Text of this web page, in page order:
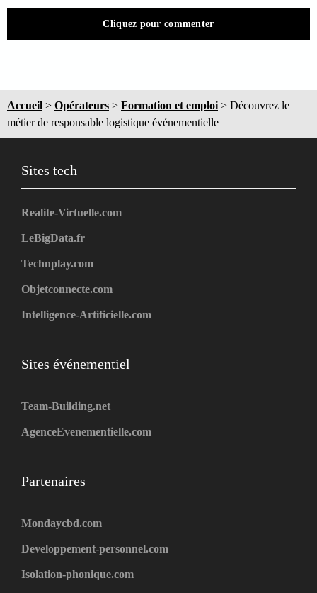
Cliquez pour commenter
Accueil > Opérateurs > Formation et emploi > Découvrez le
métier de responsable logistique événementielle
Sites tech
Realite-Virtuelle.com
LeBigData.fr
Technplay.com
Objetconnecte.com
Intelligence-Artificielle.com
Sites événementiel
Team-Building.net
AgenceEvenementielle.com
Partenaires
Mondaycbd.com
Developpement-personnel.com
Isolation-phonique.com